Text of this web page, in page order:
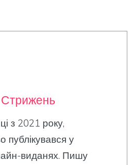
з 2021 року,
публікувався у
виданях. Пишу